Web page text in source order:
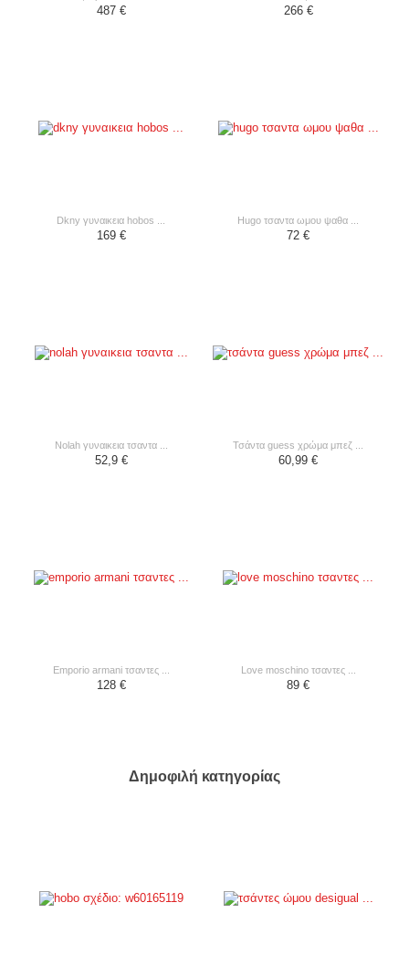
487 € 266 €
dkny γυναικεια hobos ...
169 €
hugo τσαντα ωμου ψαθα ...
72 €
nolah γυναικεια τσαντα ...
52,9 €
τσάντα guess χρώμα μπεζ ...
60,99 €
emporio armani τσαντες ...
128 €
love moschino τσαντες ...
89 €
Δημοφιλή κατηγορίας